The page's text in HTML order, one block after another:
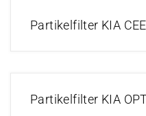
Partikelfilter KIA
Partikelfilter KIA